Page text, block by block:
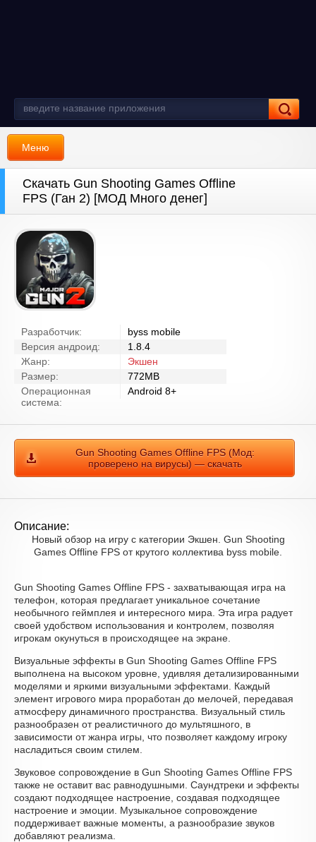
Меню
Скачать Gun Shooting Games Offline
FPS (Ган 2) [МОД Много денег]
Разработчик:
byss mobile
Версия андроид:
1.8.4
Жанр:
Экшен
Размер:
772MB
Операционная
система:
Android 8+
Gun Shooting Games Offline FPS (Мод:
проверено на вирусы) — скачать
Описание:
Новый обзор на игру с категории Экшен. Gun Shooting
Games Offline FPS от крутого коллектива byss mobile.
Gun Shooting Games Offline FPS - захватывающая игра на
телефон, которая предлагает уникальное сочетание
необычного геймплея и интересного мира. Эта игра радует
своей удобством использования и контролем, позволяя
игрокам окунуться в происходящее на экране.
Визуальные эффекты в Gun Shooting Games Offline FPS
выполнена на высоком уровне, удивляя детализированными
моделями и яркими визуальными эффектами. Каждый
элемент игрового мира проработан до мелочей, передавая
атмосферу динамичного пространства. Визуальный стиль
разнообразен от реалистичного до мультяшного, в
зависимости от жанра игры, что позволяет каждому игроку
насладиться своим стилем.
Звуковое сопровождение в Gun Shooting Games Offline FPS
также не оставит вас равнодушными. Саундтреки и эффекты
создают подходящее настроение, создавая подходящее
настроение и эмоции. Музыкальное сопровождение
поддерживает важные моменты, а разнообразие звуков
добавляют реализма.